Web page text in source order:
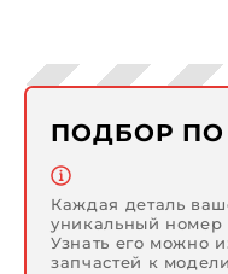
ПОДБОР ПО
Каждая деталь
уникальный
Узнать его можно
запчастей к модели